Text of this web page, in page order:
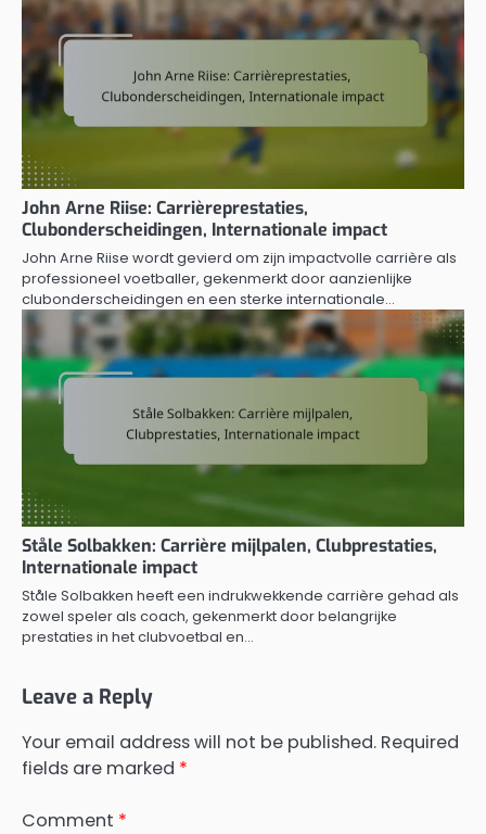
John Arne Riise: Carrièreprestaties,
Clubonderscheidingen, Internationale impact
John Arne Riise wordt gevierd om zijn impactvolle carrière als
professioneel voetballer, gekenmerkt door aanzienlijke
clubonderscheidingen en een sterke internationale…
Ståle Solbakken: Carrière mijlpalen, Clubprestaties,
Internationale impact
Ståle Solbakken heeft een indrukwekkende carrière gehad als
zowel speler als coach, gekenmerkt door belangrijke
prestaties in het clubvoetbal en…
Leave a Reply
Your email address will not be published. Required
fields are marked *
Comment *